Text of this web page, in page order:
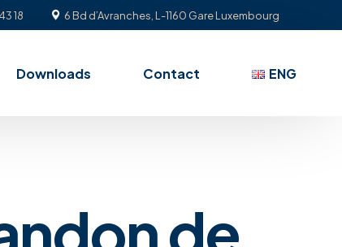
18 6 Bd d’Avranches, L-1160 Gare Luxembourg
Downloads Contact ENG
de